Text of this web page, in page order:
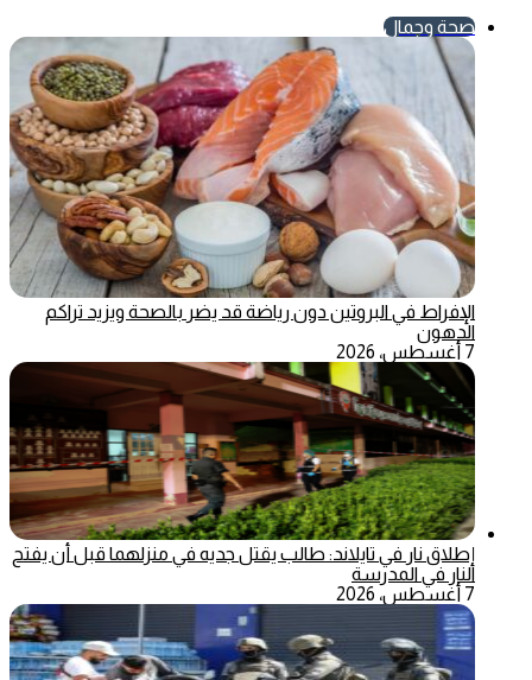
صحة وجمال
الإفراط في البروتين دون رياضة قد يضر بالصحة ويزيد تراكم
الدهون
7 أغسطس، 2026
إطلاق نار في تايلاند: طالب يقتل جديه في منزلهما قبل أن يفتح
النار في المدرسة
7 أغسطس، 2026